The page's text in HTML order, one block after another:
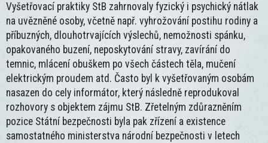
Vyšetřovací praktiky StB zahrnovaly fyzický i psychický nátlak
na uvězněné osoby, včetně např. vyhrožování postihu rodiny a
příbuzných, dlouhotrvajících výslechů, nemožnosti spánku,
opakovaného buzení, neposkytování stravy, zavírání do
temnic, mlácení obuškem po všech částech těla, mučení
elektrickým proudem atd. Často byl k vyšetřovaným osobám
nasazen do cely informátor, který následně reprodukoval
rozhovory s objektem zájmu StB. Zřetelným zdůrazněním
pozice Státní bezpečnosti byla pak zřízení a existence
samostatného ministerstva národní bezpečnosti v letech